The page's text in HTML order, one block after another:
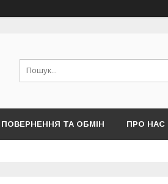
ПОВЕРНЕННЯ ТА ОБМІН ПРО НАС